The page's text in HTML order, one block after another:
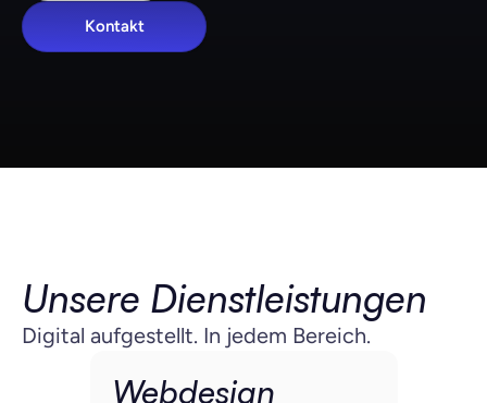
Kontakt
Unsere Dienstleistungen
Digital aufgestellt. In jedem Bereich.
Webdesign